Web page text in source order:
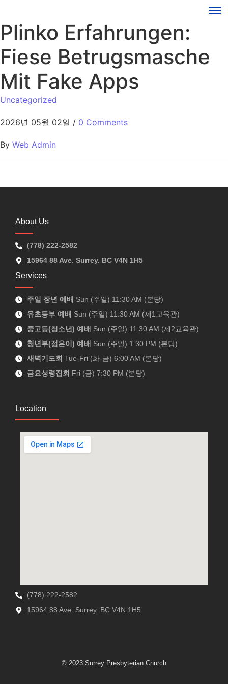
Plinko Erfahrungen:
Fiese Betrugsmasche
Mit Fake Apps
Uncategorized
2026년 05월 02일 / 0 Comments
By Web Admin
About Us
(778) 222-2582
15964 88 Ave. Surrey. BC V4N 1H5
Services
주일 장년 예배 Sun (주일) 11:30 AM (본당)
유초등부 예배 Sun (주일) 11:30 AM (제1교육관)
중고등(청소년) 예배 Sun (주일) 11:30 AM (제2교육관)
청년부(젊은이) 예배 Sun (주일) 1:30 PM (본당)
새벽기도회 Tue-Fri (화-금) 6:00 AM (본당)
금요성령집회 Fri (금) 7:30 PM (본당)
Location
(778) 222-2582
15964 88 Ave. Surrey. BC V4N 1H5
© 2023 Surrey Presbyterian Church